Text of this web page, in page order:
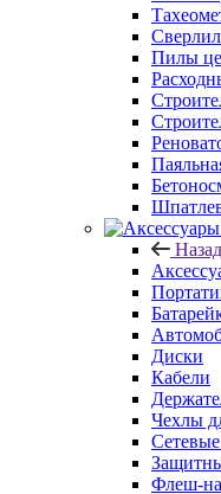
Пилы
Назад
Диски
Кабели
Чехлы
Флеш-